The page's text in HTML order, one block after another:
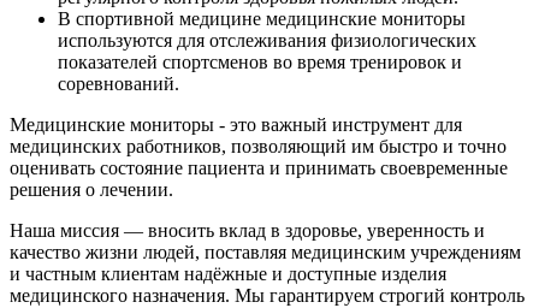
В спортивной медицине медицинские мониторы
используются для отслеживания физиологических
показателей спортсменов во время тренировок и
соревнований.
Медицинские мониторы - это важный инструмент для
медицинских работников, позволяющий им быстро и точно
оценивать состояние пациента и принимать своевременные
решения о лечении.
Наша миссия — вносить вклад в здоровье, уверенность и
качество жизни людей, поставляя медицинским учреждениям
и частным клиентам надёжные и доступные изделия
медицинского назначения. Мы гарантируем строгий контроль